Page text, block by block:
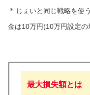
＊ じぇいと同じ戦略を使
金は10万円(10万円設定の
最大損失額とは